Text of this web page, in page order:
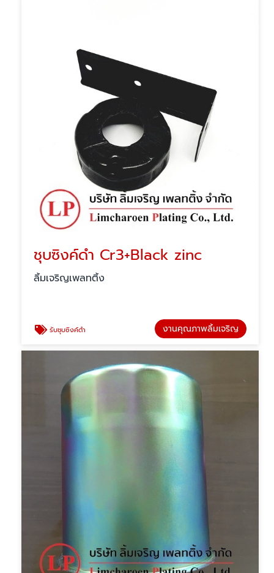
ชุบซิงค์ดำ Cr3+Black zinc
ลิ้มเจริญเพลทติ้ง
รับชุบซิงค์ดำ งานคุณภาพลิ้มเจริญ